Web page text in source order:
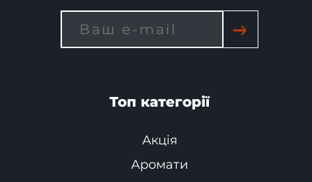
→
Топ категорії
Акція
Аромати